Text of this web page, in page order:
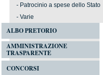
- Patrocinio a spese dello Stato
- Varie
ALBO PRETORIO
AMMINISTRAZIONE
TRASPARENTE
CONCORSI